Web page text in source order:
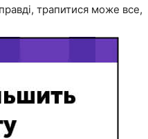
трапитися може все,